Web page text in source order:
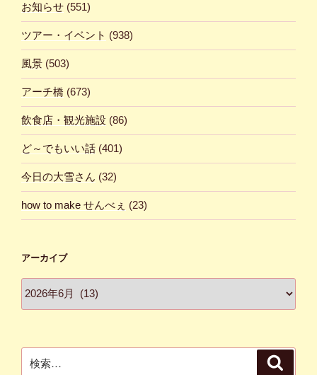
お知らせ (551)
ツアー・イベント (938)
風景 (503)
アーチ橋 (673)
飲食店・観光施設 (86)
ど～でもいい話 (401)
今日の大雪さん (32)
how to make せんべぇ (23)
アーカイブ
索: